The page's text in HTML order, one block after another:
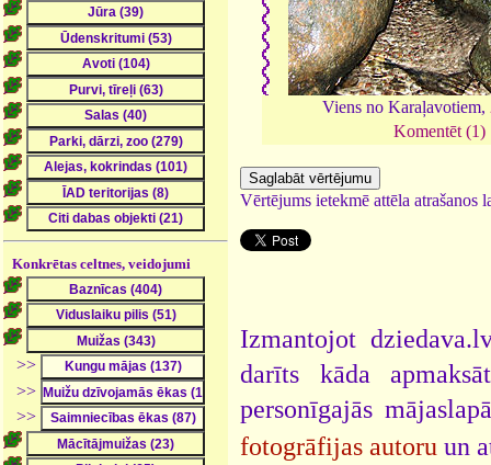
Konkrētas celtnes, veidojumi
>>
>>
>>
Viens no Karaļavotiem,
Komentēt (1)
Vērtējums ietekmē attēla atrašanos
Izmantojot
darīts kāda
personīgajās
fotogrāfijas autoru un